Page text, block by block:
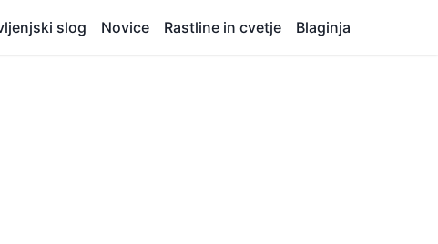
slog Novice Rastline in cvetje Blaginja